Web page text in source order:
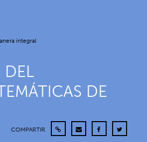
integral
DE
COMPARTIR